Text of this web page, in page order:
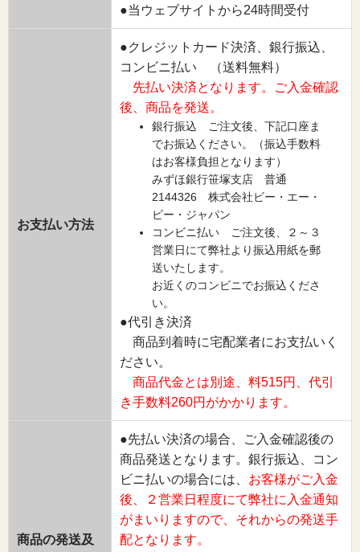
●当ウェブサイトから24時間受付
お支払い方法
●クレジットカード決済、銀行振込、
コンビニ払い （送料無料）
先払い決済となります。ご入金確認
後、商品を発送。
銀行振込 ご注文後、下記口座ま
でお振込ください。（振込手数料
はお客様負担となります）
みずほ銀行笹塚支店 普通
2144326 株式会社ビー・エー・
ビー・ジャパン
コンビニ払い ご注文後、２～３
営業日にて弊社より振込用紙を郵
送いたします。
お近くのコンビニでお振込くださ
い。
●代引き決済
商品到着時に宅配業者にお支払いく
ださい。
商品代金とは別途、料515円、代引
き手数料260円がかかります。
商品の発送及
●先払い決済の場合、ご入金確認後の
商品発送となります。銀行振込、コン
ビニ払いの場合には、 お客様がご入金
後、２営業日程度にて弊社に入金通知
がまいりますので、それからの発送手
配となります。